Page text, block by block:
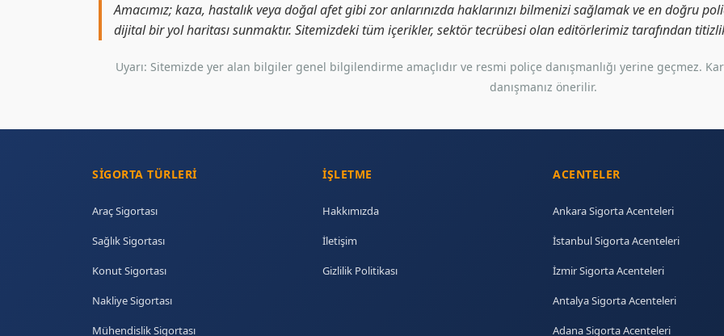
Amacımız; kaza, hastalık veya doğal afet gibi zor anlarınızda haklarınızı bilmenizi sağlamak ve en doğru
dijital bir yol haritası sunmaktır. Sitemizdeki tüm içerikler, sektör tecrübesi olan editörlerimiz tarafından
Uyarı: Sitemizde yer alan bilgiler genel bilgilendirme amaçlıdır ve resmi poliçe danışmanlığı yerine geçmez.
danışmanız önerilir.
SIGORTA TÜRLERI
Araç Sigortası
Sağlık Sigortası
Konut Sigortası
Nakliye Sigortası
Mühendislik Sigortası
İŞLETME
Hakkımızda
İletişim
Gizlilik Politikası
ACENTELER
Ankara Sigorta Acenteleri
İstanbul Sigorta Acenteleri
İzmir Sigorta Acenteleri
Antalya Sigorta Acenteleri
Adana Sigorta Acenteleri